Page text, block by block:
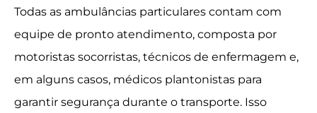
Todas as ambulâncias particulares contam com
equipe de pronto atendimento, composta por
motoristas socorristas, técnicos de enfermagem e,
em alguns casos, médicos plantonistas para
garantir segurança durante o transporte. Isso